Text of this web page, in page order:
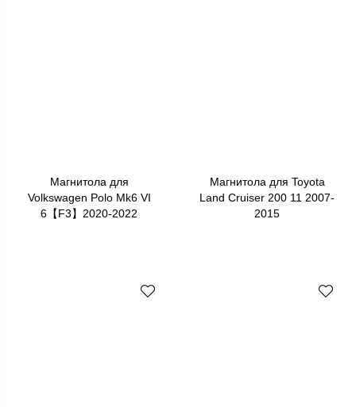
Магнитола для
Volkswagen Polo Mk6 VI
6【F3】2020-2022
Магнитола для Toyota
Land Cruiser 200 11 2007-
2015